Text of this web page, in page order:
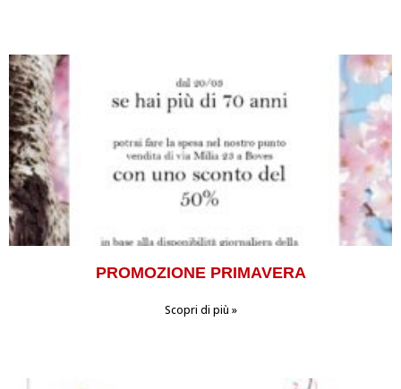
PROMOZIONE PRIMAVERA
Scopri di più »